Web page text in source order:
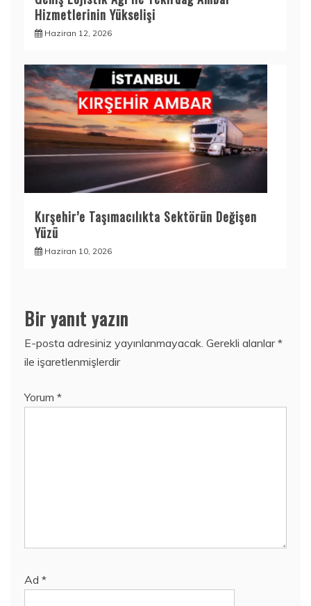
Hizmetlerinin Yükselişi
Haziran 12, 2026
Kırşehir’e Taşımacılıkta Sektörün Değişen
Yüzü
Haziran 10, 2026
Bir yanıt yazın
E-posta adresiniz yayınlanmayacak. Gerekli alanlar*
ile işaretlenmişlerdir
Yorum *
Ad *